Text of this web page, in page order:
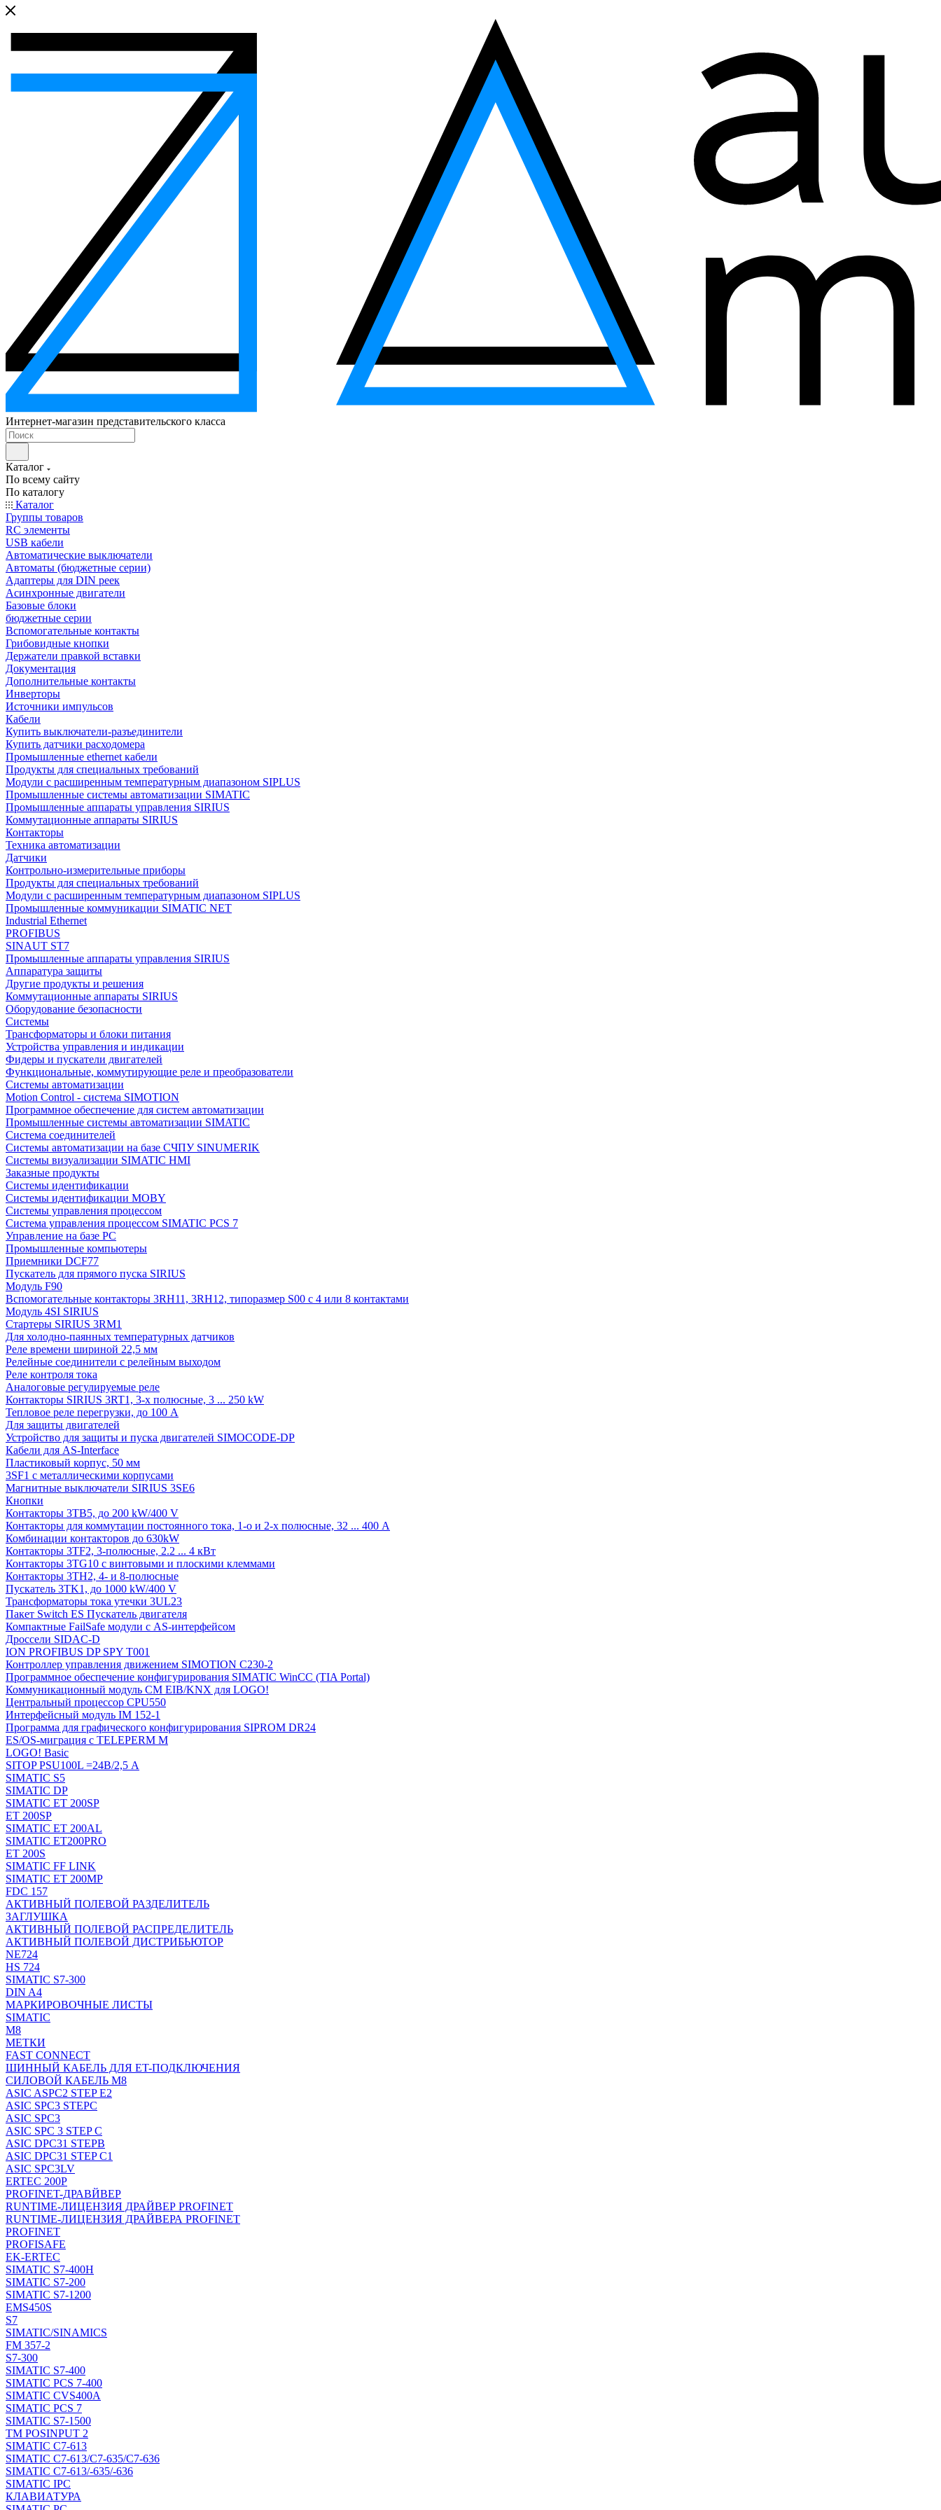
Интернет-магазин представительского класса
Каталог
По всему сайту
По каталогу
Каталог
Группы товаров
RC элементы
USB кабели
Автоматические выключатели
Автоматы (бюджетные серии)
Адаптеры для DIN реек
Асинхронные двигатели
Базовые блоки
бюджетные серии
Вспомогательные контакты
Грибовидные кнопки
Держатели правкой вставки
Документация
Дополнительные контакты
Инверторы
Источники импульсов
Кабели
Купить выключатели-разъединители
Купить датчики расходомера
Промышленные ethernet кабели
Продукты для специальных требований
Модули с расширенным температурным диапазоном SIPLUS
Промышленные системы автоматизации SIMATIC
Промышленные аппараты управления SIRIUS
Коммутационные аппараты SIRIUS
Контакторы
Техника автоматизации
Датчики
Контрольно-измерительные приборы
Продукты для специальных требований
Модули с расширенным температурным диапазоном SIPLUS
Промышленные коммуникации SIMATIC NET
Industrial Ethernet
PROFIBUS
SINAUT ST7
Промышленные аппараты управления SIRIUS
Аппаратура защиты
Другие продукты и решения
Коммутационные аппараты SIRIUS
Оборудование безопасности
Системы
Трансформаторы и блоки питания
Устройства управления и индикации
Фидеры и пускатели двигателей
Функциональные, коммутирующие реле и преобразователи
Системы автоматизации
Motion Control - система SIMOTION
Программное обеспечение для систем автоматизации
Промышленные системы автоматизации SIMATIC
Система соединителей
Системы автоматизации на базе СЧПУ SINUMERIK
Системы визуализации SIMATIC HMI
Заказные продукты
Системы идентификации
Системы идентификации MOBY
Системы управления процессом
Система управления процессом SIMATIC PCS 7
Управление на базе РС
Промышленные компьютеры
Приемники DCF77
Пускатель для прямого пуска SIRIUS
Модуль F90
Вспомогательные контакторы 3RH11, 3RH12, типоразмер S00 с 4 или 8 контактами
Модуль 4SI SIRIUS
Стартеры SIRIUS 3RM1
Для холодно-паянных температурных датчиков
Реле времени шириной 22,5 мм
Релейные соединители с релейным выходом
Реле контроля тока
Аналоговые регулируемые реле
Контакторы SIRIUS 3RT1, 3-х полюсные, 3 ... 250 kW
Тепловое реле перегрузки, до 100 A
Для защиты двигателей
Устройство для защиты и пуска двигателей SIMOCODE-DP
Кабели для AS-Interface
Пластиковый корпус, 50 мм
3SF1 с металлическими корпусами
Магнитные выключатели SIRIUS 3SE6
Кнопки
Контакторы 3TB5, до 200 kW/400 V
Контакторы для коммутации постоянного тока, 1-о и 2-х полюсные, 32 ... 400 A
Комбинации контакторов до 630kW
Контакторы 3TF2, 3-полюсные, 2.2 ... 4 кВт
Контакторы 3TG10 c винтовыми и плоскими клеммами
Контакторы 3TH2, 4- и 8-полюсные
Пускатель 3TK1, до 1000 kW/400 V
Трансформаторы тока утечки 3UL23
Пакет Switch ES Пускатель двигателя
Компактные FailSafe модули с AS-интерфейсом
Дроссели SIDAC-D
ION PROFIBUS DP SPY T001
Контроллер управления движением SIMOTION C230-2
Программное обеспечение конфигурирования SIMATIC WinCC (TIA Portal)
Коммуникационный модуль CM EIB/KNX для LOGO!
Центральный процессор CPU550
Интерфейсный модуль IM 152-1
Программа для графического конфигурирования SIPROM DR24
ES/OS-миграция с TELEPERM M
LOGO! Basic
SITOP PSU100L =24В/2,5 A
SIMATIC S5
SIMATIC DP
SIMATIC ET 200SP
ET 200SP
SIMATIC ET 200AL
SIMATIC ET200PRO
ET 200S
SIMATIC FF LINK
SIMATIC ET 200MP
FDC 157
АКТИВНЫЙ ПОЛЕВОЙ РАЗДЕЛИТЕЛЬ
ЗАГЛУШКА
АКТИВНЫЙ ПОЛЕВОЙ РАСПРЕДЕЛИТЕЛЬ
АКТИВНЫЙ ПОЛЕВОЙ ДИСТРИБЬЮТОР
NE724
HS 724
SIMATIC S7-300
DIN A4
МАРКИРОВОЧНЫЕ ЛИСТЫ
SIMATIC
M8
МЕТКИ
FAST CONNECT
ШИННЫЙ КАБЕЛЬ ДЛЯ ET-ПОДКЛЮЧЕНИЯ
СИЛОВОЙ КАБЕЛЬ M8
ASIC ASPC2 STEP E2
ASIC SPC3 STEPC
ASIC SPC3
ASIC SPC 3 STEP C
ASIC DPC31 STEPB
ASIC DPC31 STEP C1
ASIC SPC3LV
ERTEC 200P
PROFINET-ДРАВЙВЕР
RUNTIME-ЛИЦЕНЗИЯ ДРАЙВЕР PROFINET
RUNTIME-ЛИЦЕНЗИЯ ДРАЙВЕРА PROFINET
PROFINET
PROFISAFE
EK-ERTEC
SIMATIC S7-400H
SIMATIC S7-200
SIMATIC S7-1200
EMS450S
S7
SIMATIC/SINAMICS
FM 357-2
S7-300
SIMATIC S7-400
SIMATIC PCS 7-400
SIMATIC CVS400A
SIMATIC PCS 7
SIMATIC S7-1500
TM POSINPUT 2
SIMATIC C7-613
SIMATIC C7-613/C7-635/C7-636
SIMATIC C7-613/-635/-636
SIMATIC IPC
КЛАВИАТУРА